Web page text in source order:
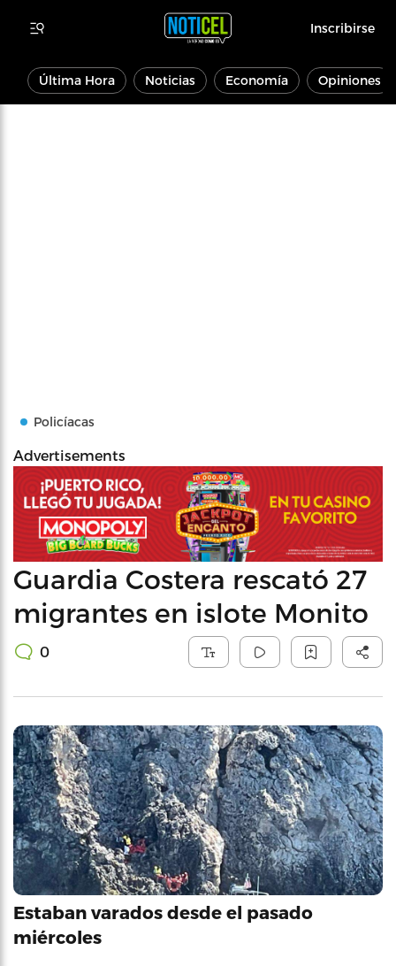
Inscribirse
Última Hora Noticias Economía Opiniones
Policíacas
Advertisements
Guardia Costera rescató 27
migrantes en islote Monito
0
Estaban varados desde el pasado
miércoles